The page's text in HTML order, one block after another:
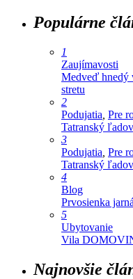
Populárne
1
Zaujímavosti
Medveď hnedý
stretu
2
Podujatia Pre
Tatranský
3
Podujatia Pre
Tatranský
4
Blog
Prvosienka
5
Ubytovanie
Vila
Najnovšie